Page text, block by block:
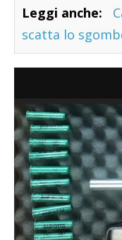
Leggi anche:
scatta lo